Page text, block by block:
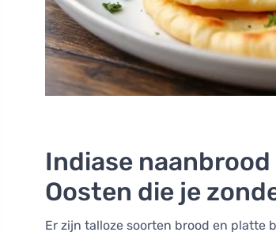
Indiase
Oosten die je
Er zijn talloze soorten brood en platte